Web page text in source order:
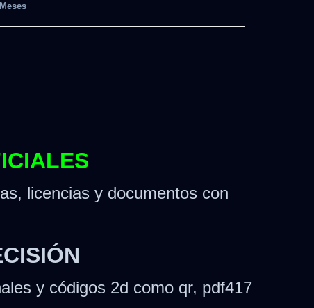
licencias y documentos con
y códigos 2d como qr, pdf417